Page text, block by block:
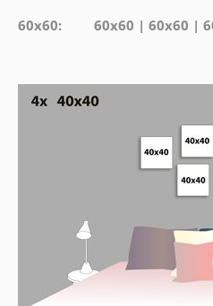
60x60: 60x60 | 60x60 |